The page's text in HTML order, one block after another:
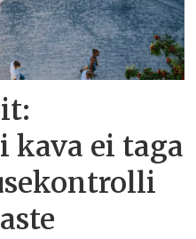
ei taga